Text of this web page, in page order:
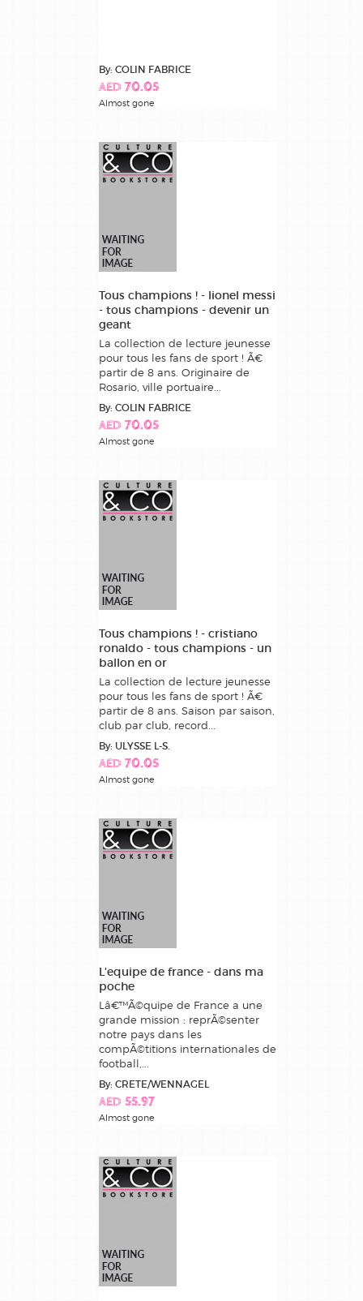
By: COLIN FABRICE
AED 70.05
Almost gone
Tous champions ! - lionel messi
- tous champions - devenir un
geant
La collection de lecture jeunesse
pour tous les fans de sport ! Ã€
partir de 8 ans. Originaire de
Rosario, ville portuaire...
By: COLIN FABRICE
AED 70.05
Almost gone
Tous champions ! - cristiano
ronaldo - tous champions - un
ballon en or
La collection de lecture jeunesse
pour tous les fans de sport ! Ã€
partir de 8 ans. Saison par saison,
club par club, record...
By: ULYSSE L-S.
AED 70.05
Almost gone
L'equipe de france - dans ma
poche
Lâ€™Ã©quipe de France a une
grande mission : reprÃ©senter
notre pays dans les
compÃ©titions internationales de
football,...
By: CRETE/WENNAGEL
AED 55.97
Almost gone